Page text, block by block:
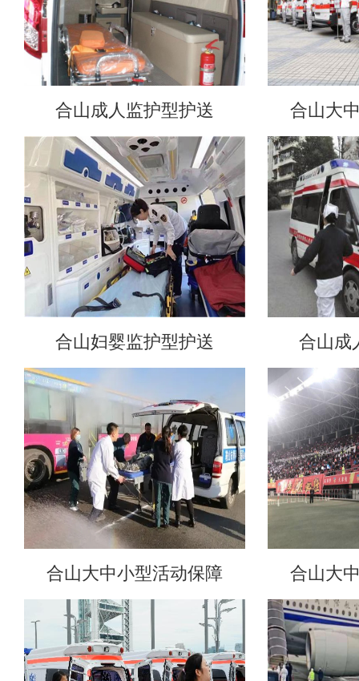
合山成人监护型护送 合山大
合山妇婴监护型护送 合山成
合山大中小型活动保障 合山大